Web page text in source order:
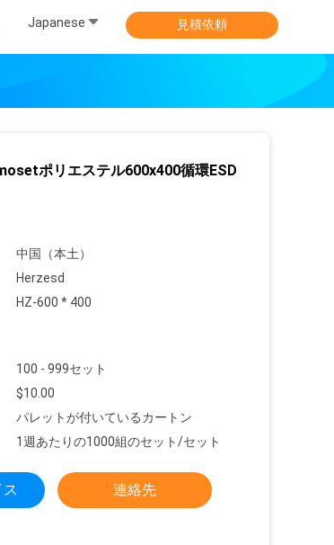
Japanese 見積依頼
ポリエステル600x400循環ESD
中国（本土）
Herzesd
HZ-600 * 400
100 - 999セット
$10.00
パレットが付いているカートン
1週あたりの1000組のセット/セット
連絡先